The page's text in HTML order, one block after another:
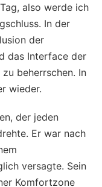
also werde ich
In der
der
das Interface der
beherrschen. In
wieder.
der jeden
Er war nach
versagte. Sein
Komfortzone